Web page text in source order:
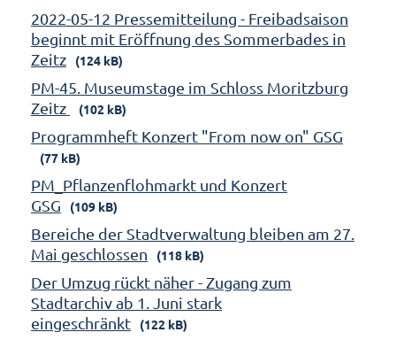
2022-05-12 Pressemitteilung - Freibadsaison
beginnt mit Eröffnung des Sommerbades in
Zeitz
(124 kB)
PM-45. Museumstage im Schloss Moritzburg
Zeitz
(102 kB)
Programmheft Konzert "From now on" GSG
(77 kB)
PM_Pflanzenflohmarkt und Konzert
GSG
(109 kB)
Bereiche der Stadtverwaltung bleiben am 27.
Mai geschlossen
(118 kB)
Der Umzug rückt näher - Zugang zum
Stadtarchiv ab 1. Juni stark
eingeschränkt
(122 kB)